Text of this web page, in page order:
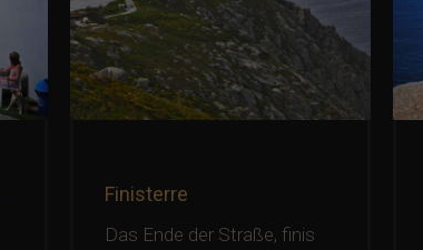
Finisterre
Das Ende der Straße, finis